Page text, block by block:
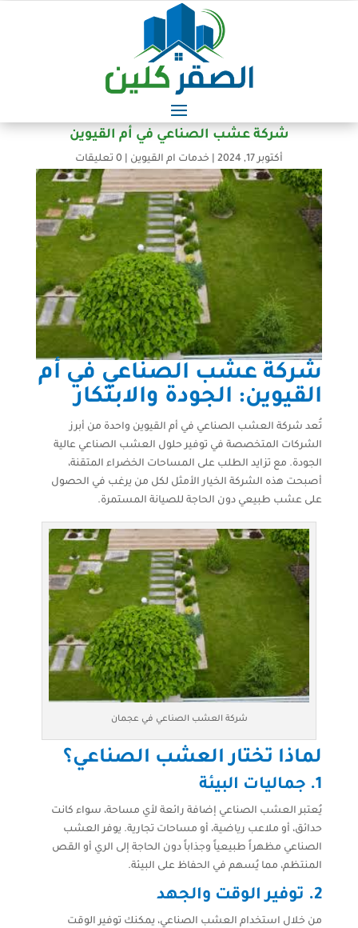
شركة عشب الصناعي في أم القيوين
أكتوبر 17, 2024 خدمات ام القيوين 0 تعليقات
شركة عشب الصناعي في أم
القيوين: الجودة والابتكار
تُعد شركة العشب الصناعي في أم القيوين واحدة من أبرز
الشركات المتخصصة في توفير حلول العشب الصناعي عالية
الجودة. مع تزايد الطلب على المساحات الخضراء المتقنة،
أصبحت هذه الشركة الخيار الأمثل لكل من يرغب في الحصول
على عشب طبيعي دون الحاجة للصيانة المستمرة.
شركة العشب الصناعي في عجمان
لماذا تختار العشب الصناعي؟
1. جماليات البيئة
يُعتبر العشب الصناعي إضافة رائعة لأي مساحة، سواء كانت
حدائق، أو ملاعب رياضية، أو مساحات تجارية. يوفر العشب
الصناعي مظهراً طبيعياً وجذاباً دون الحاجة إلى الري أو القص
المنتظم، مما يُسهم في الحفاظ على البيئة.
2. توفير الوقت والجهد
من خلال استخدام العشب الصناعي، يمكنك توفير الوقت